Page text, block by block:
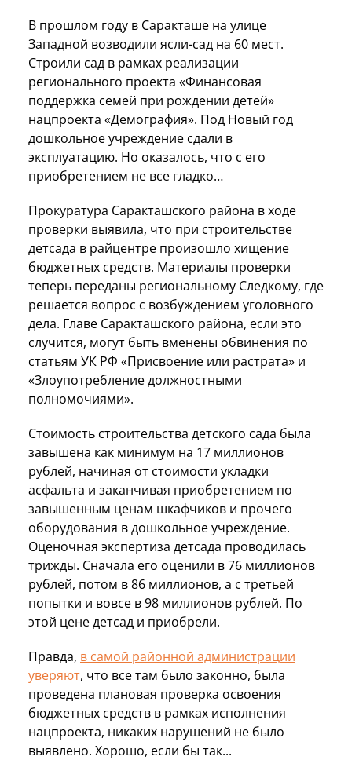
В прошлом году в Саракташе на улице
Западной возводили ясли-сад на 60 мест.
Строили сад в рамках реализации
регионального проекта «Финансовая
поддержка семей при рождении детей»
нацпроекта «Демография». Под Новый год
дошкольное учреждение сдали в
эксплуатацию. Но оказалось, что с его
приобретением не все гладко…
Прокуратура Саракташского района в ходе
проверки выявила, что при строительстве
детсада в райцентре произошло хищение
бюджетных средств. Материалы проверки
теперь переданы региональному Следкому, где
решается вопрос с возбуждением уголовного
дела. Главе Саракташского района, если это
случится, могут быть вменены обвинения по
статьям УК РФ «Присвоение или растрата» и
«Злоупотребление должностными
полномочиями».
Стоимость строительства детского сада была
завышена как минимум на 17 миллионов
рублей, начиная от стоимости укладки
асфальта и заканчивая приобретением по
завышенным ценам шкафчиков и прочего
оборудования в дошкольное учреждение.
Оценочная экспертиза детсада проводилась
трижды. Сначала его оценили в 76 миллионов
рублей, потом в 86 миллионов, а с третьей
попытки и вовсе в 98 миллионов рублей. По
этой цене детсад и приобрели.
Правда, в самой районной администрации
уверяют, что все там было законно, была
проведена плановая проверка освоения
бюджетных средств в рамках исполнения
нацпроекта, никаких нарушений не было
выявлено. Хорошо, если бы так...